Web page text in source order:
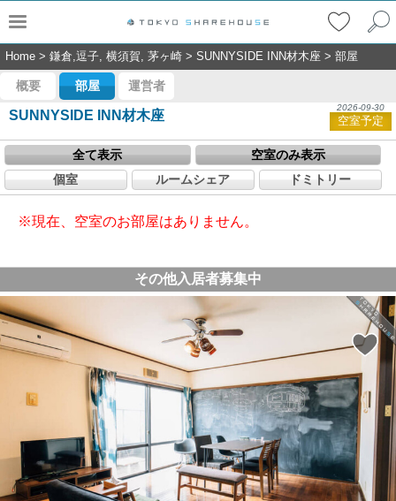
Home > 鎌倉,逗子, 横須賀, 茅ヶ崎 > SUNNYSIDE INN材木座 > 部屋
概要 部屋 運営者
SUNNYSIDE INN材木座
2026-09-30
空室予定
全て表示
空室のみ表示
個室
ルームシェア ドミトリー
※現在、空室のお部屋はありません。
その他入居者募集中